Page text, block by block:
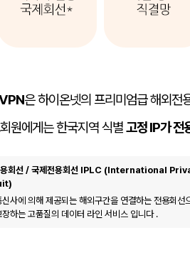
은 하이온넷의 프리미엄급해외전
원에게는 한국지역 식별고정 IP가 전
용회선 / 국제전용회선 IPLC (International
신사에 의해 제공되는 해외구간을 연결하는 전용회선
장하는 고품질의 데이터 라인 서비스 입니다 .